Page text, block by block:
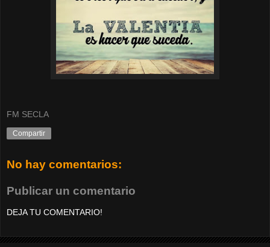
FM SECLA
Compartir
No hay comentarios:
Publicar un comentario
DEJA TU COMENTARIO!